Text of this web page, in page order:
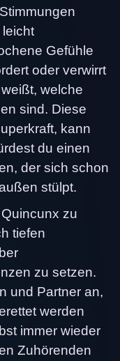
Gefühle
oder verwirrt
welche
sind. Diese
kann
du einen
der sich schon
stülpt.
zu
tiefen
zu setzen.
und Partner an,
werden
immer wieder
Zuhörenden